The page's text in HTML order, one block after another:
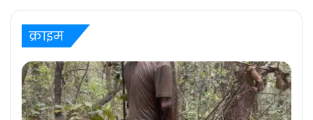
‘बरेली के बच्चन’ में
क्राइम